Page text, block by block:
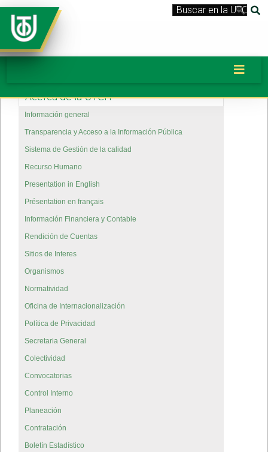
Acerca de la UTCH
Información general
Transparencia y Acceso a la Información Pública
Sistema de Gestión de la calidad
Recurso Humano
Presentation in English
Présentation en français
Información Financiera y Contable
Rendición de Cuentas
Sitios de Interes
Organismos
Normatividad
Oficina de Internacionalización
Política de Privacidad
Secretaria General
Colectividad
Convocatorias
Control Interno
Planeación
Contratación
Boletín Estadístico